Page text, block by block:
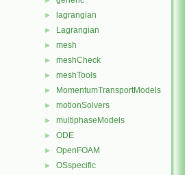
► lagrangian
► Lagrangian
► mesh
► meshCheck
► meshTools
► MomentumTransportModels
► motionSolvers
► multiphaseModels
► ODE
► OpenFOAM
► OSspecific